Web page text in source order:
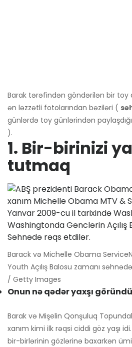
Barak tərəfindən göndərilən bir toy
ən ləzzətli fotolarından bəziləri (
günlərdə toy günlərindən
).
1. Bir-birinizi
tutmaq
Barack və Michelle Obama
Youth Açılış Balosu zamanı
/ Getty Images
Onun nə qədər yaxşı
Barak və Mişelin Qonşuluq
xanım kimi ilk rəqsi ciddi göz yaşı
bir-birlərinin gözlərinə baxarkən